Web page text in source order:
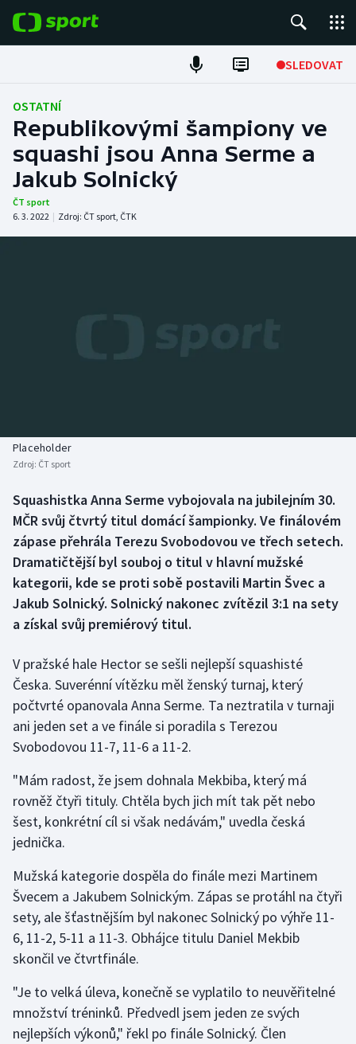
SLEDOVAT
Fotbal
Hokej
Tenis
Atletika
Biatlon
Box
Curling
Dostihy
Futsal
Golf
Gymnastika
Házená
Jezdectví
Krasobruslení
Lezení
Moderní pětiboj
Aplikace ČT sport
OSTATNÍ
Republikovými šampiony ve
squashi jsou Anna Serme a
Jakub Solnický
ČT sport
6. 3. 2022 | Zdroj: ČT sport, ČTK
Placeholder
Zdroj: ČT sport
Squashistka Anna Serme vybojovala na jubilejním 30.
MČR svůj čtvrtý titul domácí šampionky. Ve finálovém
zápase přehrála Terezu Svobodovou ve třech setech.
Dramatičtější byl souboj o titul v hlavní mužské
kategorii, kde se proti sobě postavili Martin Švec a
Jakub Solnický. Solnický nakonec zvítězil 3:1 na sety
a získal svůj premiérový titul.
V pražské hale Hector se sešli nejlepší squashisté
Česka. Suverénní vítězku měl ženský turnaj, který
počtvrté opanovala Anna Serme. Ta neztratila v turnaji
ani jeden set a ve finále si poradila s Terezou
Svobodovou 11-7, 11-6 a 11-2.
"Mám radost, že jsem dohnala Mekbiba, který má
rovněž čtyři tituly. Chtěla bych jich mít tak pět nebo
šest, konkrétní cíl si však nedávám," uvedla česká
jednička.
Mužská kategorie dospěla do finále mezi Martinem
Švecem a Jakubem Solnickým. Zápas se protáhl na čtyři
sety, ale šťastnějším byl nakonec Solnický po výhře 11-
6, 11-2, 5-11 a 11-3. Obhájce titulu Daniel Mekbib
skončil ve čtvrtfinále.
"Je to velká úleva, konečně se vyplatilo to neuvěřitelné
množství tréninků. Předvedl jsem jeden ze svých
nejlepších výkonů," řekl po finále Solnický. Člen